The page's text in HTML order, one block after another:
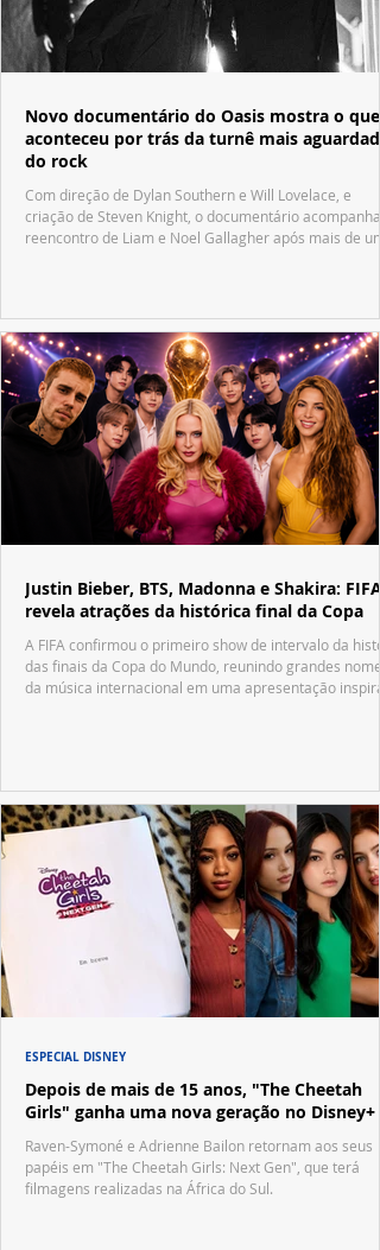
Novo documentário do Oasis mostra o que
aconteceu por trás da turnê mais aguardada
do rock
Com direção de Dylan Southern e Will Lovelace, e
criação de Steven Knight, o documentário acompanha
reencontro de Liam e Noel Gallagher após mais de
Justin Bieber, BTS, Madonna e Shakira: FIFA
revela atrações da histórica final da Copa
A FIFA confirmou o primeiro show de intervalo da
das finais da Copa do Mundo, reunindo grandes nomes
da música internacional em uma apresentação
Depois de mais de 15 anos, "The Cheetah
Girls" ganha uma nova geração no Disney+
Raven-Symoné e Adrienne Bailon retornam aos seus
papéis em "The Cheetah Girls: Next Gen", que terá
filmagens realizadas na África do Sul.
ESPECIAL DISNEY